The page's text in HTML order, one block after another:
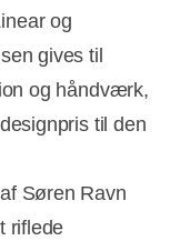
og
gives til
og håndværk,
til den
Søren Ravn
riflede